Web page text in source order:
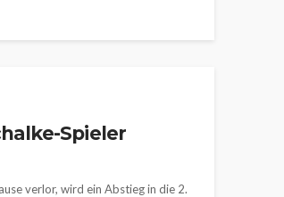
Spieler
verlor, wird ein Abstieg in die 2.